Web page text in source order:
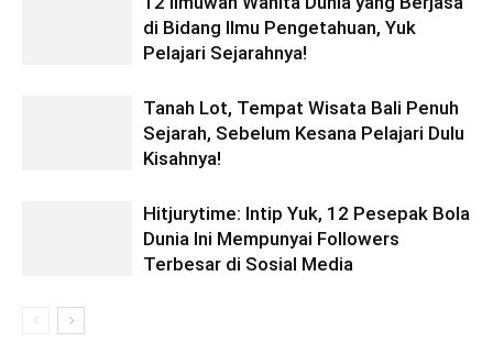
di Bidang Ilmu Pengetahuan, Yuk
Pelajari Sejarahnya!
Tanah Lot, Tempat Wisata Bali Penuh
Sejarah, Sebelum Kesana Pelajari Dulu
Kisahnya!
Hitjurytime: Intip Yuk, 12 Pesepak Bola
Dunia Ini Mempunyai Followers
Terbesar di Sosial Media